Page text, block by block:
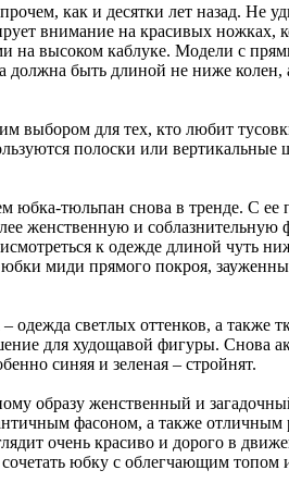
как и десятки лет назад. Не
внимание на красивых ножках,
на высоком каблуке. Модели с
должна быть длиной не ниже колен,
выбором для тех, кто любит
полоски или
юбка-тюльпан снова в тренде. С
женственную и соблазнительную
к одежде длиной чуть
миди прямого покроя,
одежда светлых оттенков, а также
для худощавой фигуры. Снова
синяя и зеленая – стройнят.
образу женственный и
фасоном, а также отличным
очень красиво и дорого в
юбку с облегчающим топом